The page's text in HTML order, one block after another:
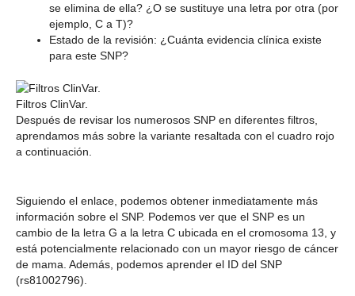
se elimina de ella? ¿O se sustituye una letra por otra (por
ejemplo, C a T)?
Estado de la revisión: ¿Cuánta evidencia clínica existe
para este SNP?
Filtros ClinVar.
Después de revisar los numerosos SNP en diferentes filtros,
aprendamos más sobre la variante resaltada con el cuadro rojo
a continuación.
Siguiendo el enlace, podemos obtener inmediatamente más
información sobre el SNP. Podemos ver que el SNP es un
cambio de la letra G a la letra C ubicada en el cromosoma 13, y
está potencialmente relacionado con un mayor riesgo de cáncer
de mama. Además, podemos aprender el ID del SNP
(rs81002796).